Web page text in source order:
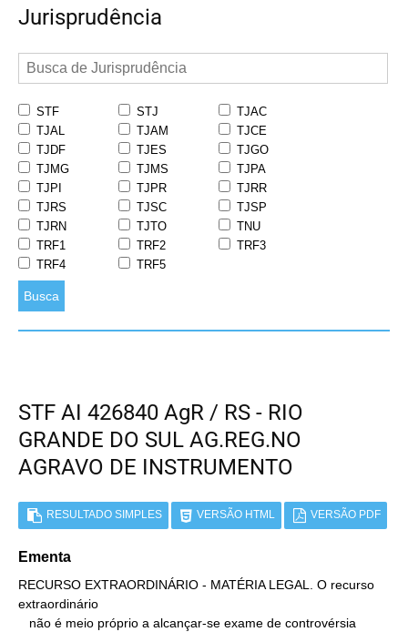
Jurisprudência
STF STJ
TJAC
TJAL
TJAM
TJCE
TJDF
TJES
TJGO
TJMG
TJMS
TJPA
TJPI
TJPR
TJRR
TJRS
TJSC
TJSP
TJRN
TJTO
TNU
TRF1
TRF2
TRF3
TRF4
TRF5
Busca
STF AI 426840 AgR / RS - RIO
GRANDE DO SUL AG.REG.NO
AGRAVO DE INSTRUMENTO
RESULTADO SIMPLES VERSÃO HTML VERSÃO PDF
Ementa
RECURSO EXTRAORDINÁRIO - MATÉRIA LEGAL. O recurso
extraordinário